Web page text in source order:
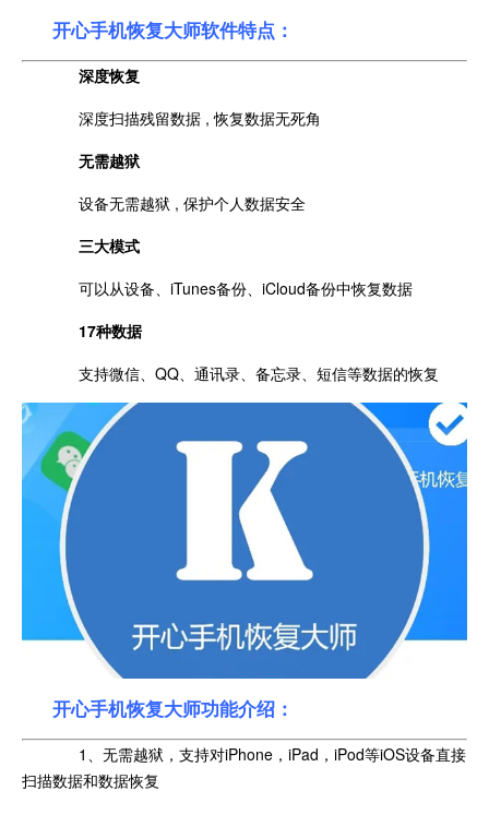
开心手机恢复大师软件特点：
深度恢复
深度扫描残留数据 , 恢复数据无死角
无需越狱
设备无需越狱 , 保护个人数据安全
三大模式
可以从设备、iTunes备份、iCloud备份中恢复数据
17种数据
支持微信、QQ、通讯录、备忘录、短信等数据的恢复
开心手机恢复大师功能介绍：
1、无需越狱，支持对iPhone，iPad，iPod等iOS设备直接
扫描数据和数据恢复